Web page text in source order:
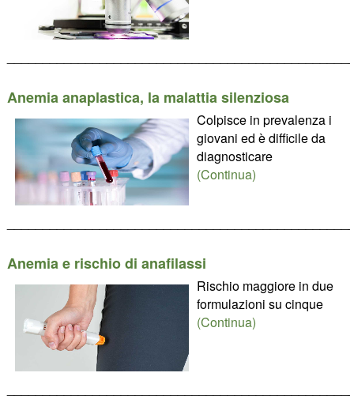
Anemia anaplastica, la malattia silenziosa
Colpisce in prevalenza i
giovani ed è difficile da
diagnosticare
(Continua)
Anemia e rischio di anafilassi
Rischio maggiore in due
formulazioni su cinque
(Continua)